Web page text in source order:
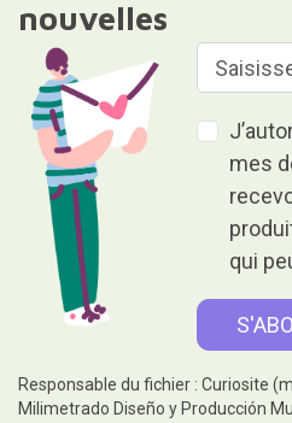
nouvelles
mes
qui
Responsable du fichier : Curiosite
Milimetrado Diseño y Producción